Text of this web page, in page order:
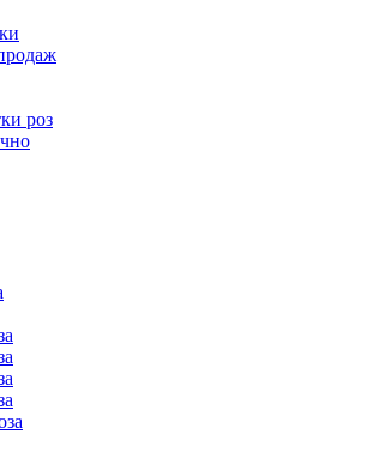
роз